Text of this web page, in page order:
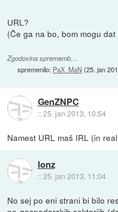
URL?
(Če ga na bo, bom mogu
Zgodovina sprememb…
spremenilo: PaX_MaN (25. jan
GenZNPC
::25. jan 2013, 10:54
Namest URL maš IRL (in
lonz
::25. jan 2013, 11:04
No sej po eni strani bi bilo